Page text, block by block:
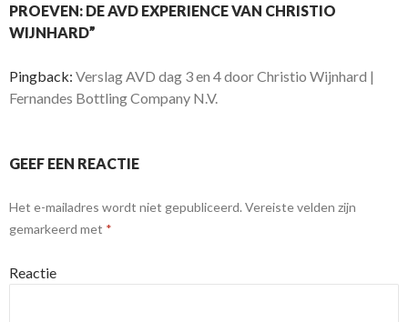
PROEVEN: DE AVD EXPERIENCE VAN CHRISTIO
WIJNHARD”
Pingback: Verslag AVD dag 3 en 4 door Christio Wijnhard |
Fernandes Bottling Company N.V.
GEEF EEN REACTIE
Het e-mailadres wordt niet gepubliceerd. Vereiste velden zijn
gemarkeerd met *
Reactie